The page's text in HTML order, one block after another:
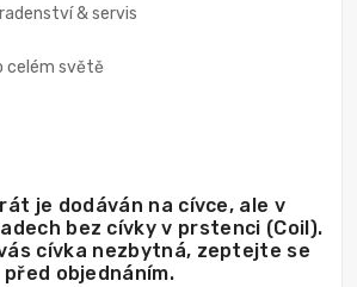
& servis
celém světě
je dodáván na cívce, ale v
bez cívky v prstenci (Coil).
cívka nezbytná, zeptejte se
před objednáním.